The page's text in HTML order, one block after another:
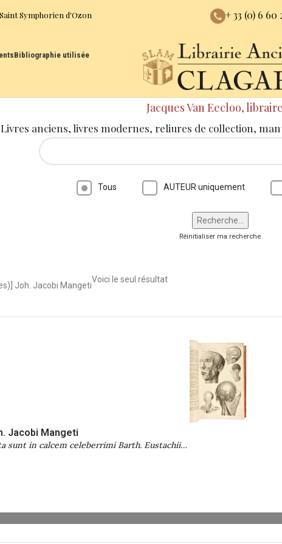
Symphorien d'Ozon + 33 (0) 6 60
Bibliographie utilisée
Jacques Van Eecloo,
anciens, livres modernes, reliures de collection,
Tous AUTEUR uniquement
Réinitialiser ma recherche
Joh. Jacobi Mangeti
Voici le seul résultat
Jacobi Mangeti
sunt in calcem celeberrimi Barth. Eustachii…